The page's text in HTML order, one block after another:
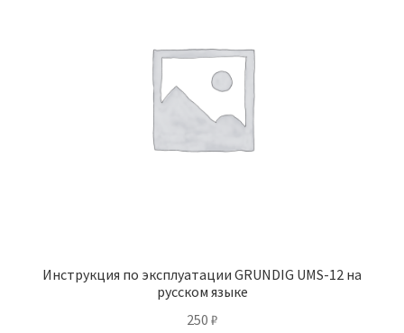
Инструкция по эксплуатации GRUNDIG UMS-12 на
русском языке
250 ₽